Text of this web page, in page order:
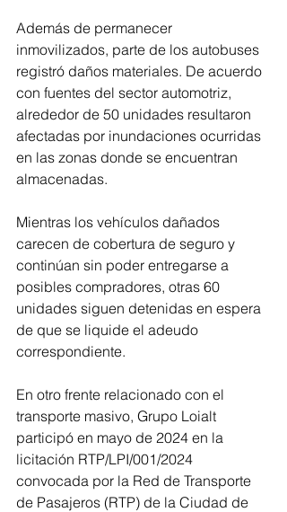
Además de permanecer
inmovilizados, parte de los autobuses
registró daños materiales. De acuerdo
con fuentes del sector automotriz,
alrededor de 50 unidades resultaron
afectadas por inundaciones ocurridas
en las zonas donde se encuentran
almacenadas.
Mientras los vehículos dañados
carecen de cobertura de seguro y
continúan sin poder entregarse a
posibles compradores, otras 60
unidades siguen detenidas en espera
de que se liquide el adeudo
correspondiente.
En otro frente relacionado con el
transporte masivo, Grupo Loialt
participó en mayo de 2024 en la
licitación RTP/LPI/001/2024
convocada por la Red de Transporte
de Pasajeros (RTP) de la Ciudad de